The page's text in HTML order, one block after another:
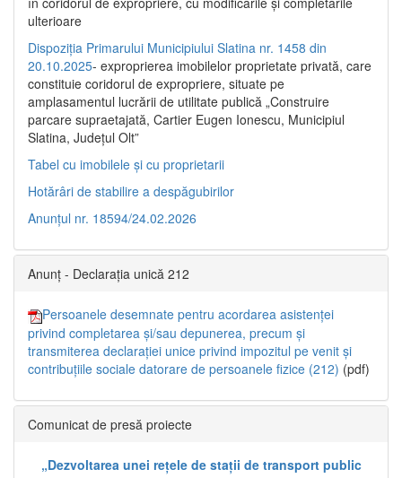
ulterioare
Dispoziția Primarului Municipiului Slatina nr. 1458 din
20.10.2025- exproprierea imobilelor proprietate privată, care
constituie coridorul de expropriere, situate pe
amplasamentul lucrării de utilitate publică „Construire
parcare supraetajată, Cartier Eugen Ionescu, Municipiul
Slatina, Județul Olt”
Tabel cu imobilele și cu proprietarii
Hotărâri de stabilire a despăgubirilor
Anunțul nr. 18594/24.02.2026
Anunț - Declarația unică 212
Persoanele desemnate pentru acordarea asistenței
privind completarea și/sau depunerea, precum și
transmiterea declarației unice privind impozitul pe venit și
contribuțiile sociale datorare de persoanele fizice (212) (pdf)
Comunicat de presă proiecte
„Dezvoltarea unei rețele de stații de transport public